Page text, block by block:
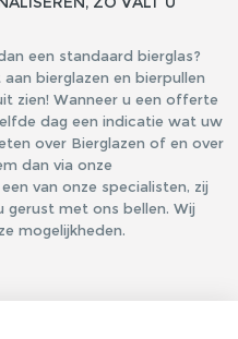
een standaard bierglas?
bierglazen en bierpullen
zien! Wanneer u een offerte
dag een indicatie wat uw
over Bierglazen of en over
dan via onze
van onze specialisten, zij
gerust met ons bellen. Wij
mogelijkheden.